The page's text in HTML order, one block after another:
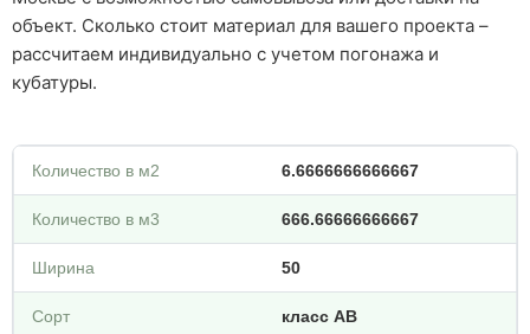
объект. Сколько стоит материал для вашего проекта –
рассчитаем индивидуально с учетом погонажа и
кубатуры.
Количество в м2 6.6666666666667
Количество в м3 666.66666666667
Ширина 50
Сорт класс АВ